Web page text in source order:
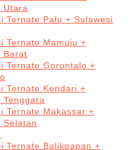
Utara
Ternate Palu + Sulawesi
Ternate Mamuju +
Barat
Ternate Gorontalo +
Ternate Kendari +
Tenggara
Ternate Makassar +
Selatan
Ternate Balikpapan +